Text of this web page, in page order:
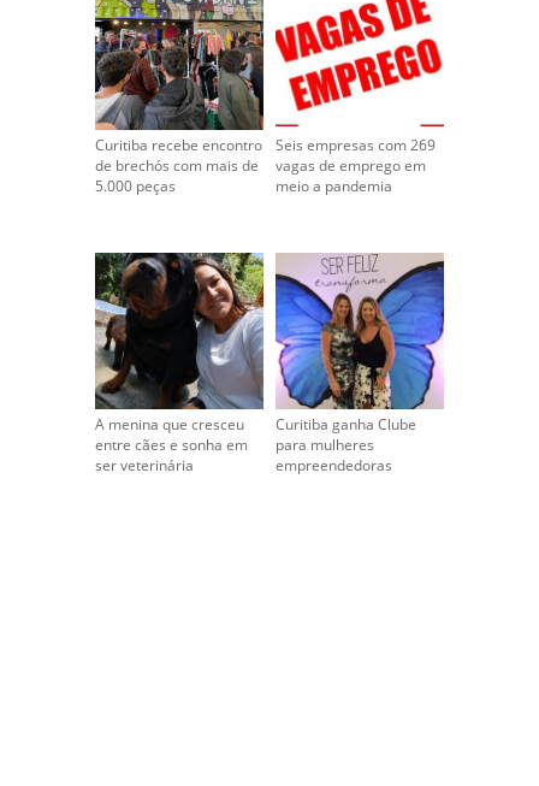
Curitiba recebe encontro
de brechós com mais de
5.000 peças
Seis empresas com 269
vagas de emprego em
meio a pandemia
A menina que cresceu
entre cães e sonha em
ser veterinária
Curitiba ganha Clube
para mulheres
empreendedoras